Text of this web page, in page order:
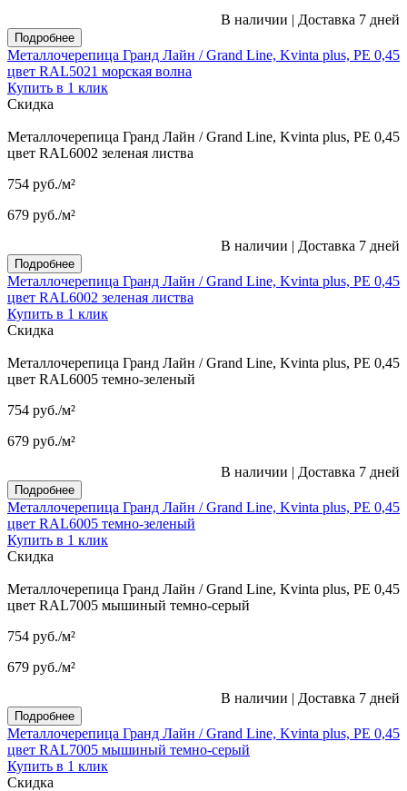
В наличии | Доставка 7 дней
Подробнее
Металлочерепица Гранд Лайн / Grand Line, Kvinta plus, PE 0,45
цвет RAL5021 морская волна
Купить в 1 клик
Скидка
Металлочерепица Гранд Лайн / Grand Line, Kvinta plus, PE 0,45
цвет RAL6002 зеленая листва
754 руб./м²
679 руб./м²
В наличии | Доставка 7 дней
Подробнее
Металлочерепица Гранд Лайн / Grand Line, Kvinta plus, PE 0,45
цвет RAL6002 зеленая листва
Купить в 1 клик
Скидка
Металлочерепица Гранд Лайн / Grand Line, Kvinta plus, PE 0,45
цвет RAL6005 темно-зеленый
754 руб./м²
679 руб./м²
В наличии | Доставка 7 дней
Подробнее
Металлочерепица Гранд Лайн / Grand Line, Kvinta plus, PE 0,45
цвет RAL6005 темно-зеленый
Купить в 1 клик
Скидка
Металлочерепица Гранд Лайн / Grand Line, Kvinta plus, PE 0,45
цвет RAL7005 мышиный темно-серый
754 руб./м²
679 руб./м²
В наличии | Доставка 7 дней
Подробнее
Металлочерепица Гранд Лайн / Grand Line, Kvinta plus, PE 0,45
цвет RAL7005 мышиный темно-серый
Купить в 1 клик
Скидка